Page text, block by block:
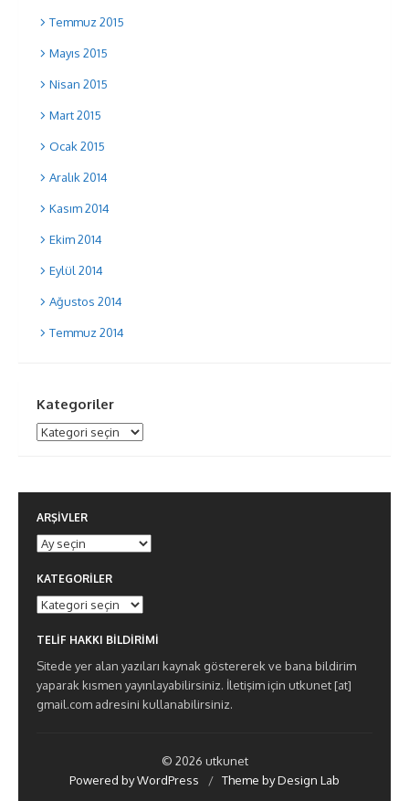
Temmuz 2015
Mayıs 2015
Nisan 2015
Mart 2015
Ocak 2015
Aralık 2014
Kasım 2014
Ekim 2014
Eylül 2014
Ağustos 2014
Temmuz 2014
Kategoriler
Kategoriler
ARŞIVLER
Arşivler
KATEGORILER
Kategoriler
TELIF HAKKI BILDIRIMI
Sitede yer alan yazıları kaynak göstererek ve bana bildirim
yaparak kısmen yayınlayabilirsiniz. İletişim için utkunet [at]
gmail.com adresini kullanabilirsiniz.
© 2026 utkunet
Powered by WordPress
/ Theme by Design Lab